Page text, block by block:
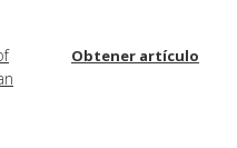
Obtener artículo